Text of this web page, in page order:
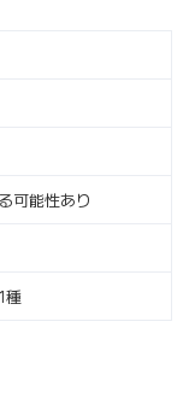
可能性あり
種